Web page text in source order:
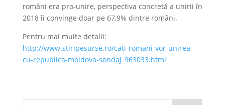
români era pro-unire, perspectiva concretă a unirii în
2018 îi convinge doar pe 67,9% dintre români.
Pentru mai multe detalii:
http://www.stiripesurse.ro/cati-romani-vor-unirea-
cu-republica-moldova-sondaj_963033.html